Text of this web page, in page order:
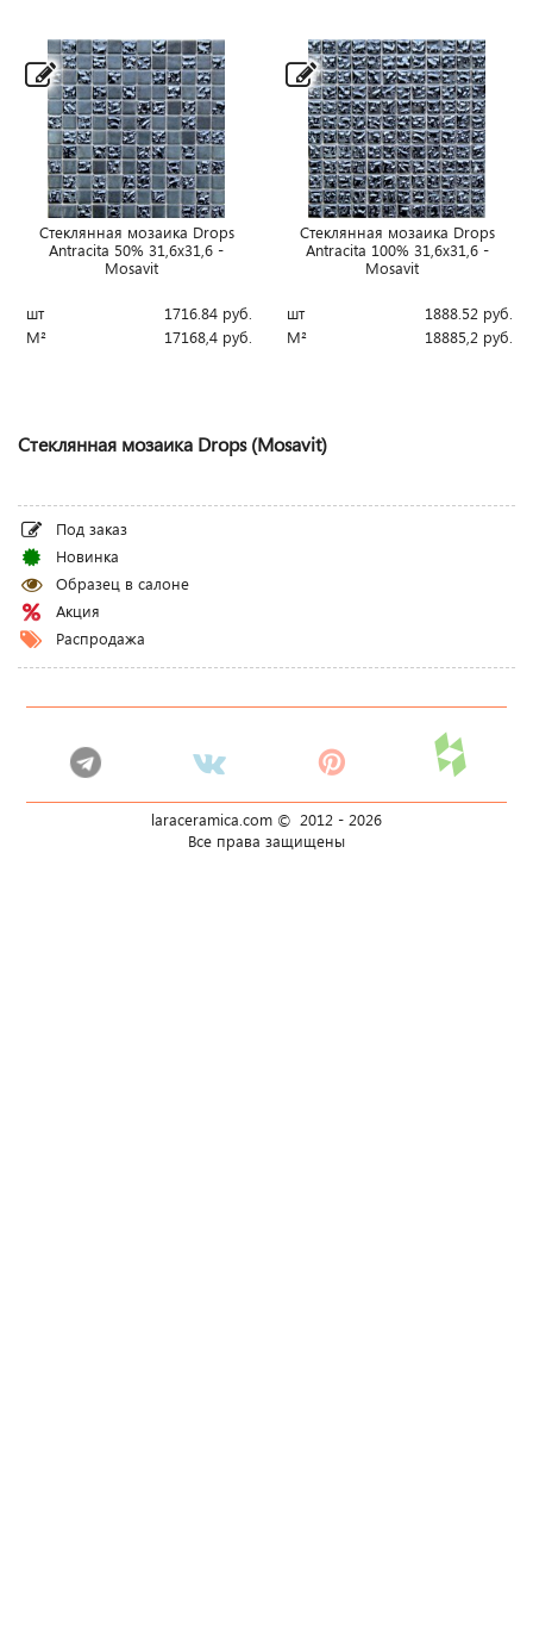
Стеклянная мозаика Drops
Antracita 50% 31,6x31,6 -
Mosavit
шт 1716.84 руб.
М²
17168,4 руб.
Стеклянная мозаика Drops
Antracita 100% 31,6x31,6 -
Mosavit
шт 1888.52 руб.
М²
18885,2 руб.
Стеклянная мозаика Drops (Mosavit)
Под заказ
Новинка
Образец в салоне
Акция
Распродажа
laraceramica.com © 2012 - 2026
Все права защищены